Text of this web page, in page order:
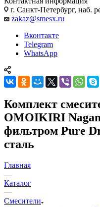
г. Санкт-Петербург, наб.
zakaz@smesx.ru
Вконтакте
Telegram
WhatsApp
Комплект
OMOIKIRI
фильтром Pure
сталь
Главная
—
Каталог
—
Смесители